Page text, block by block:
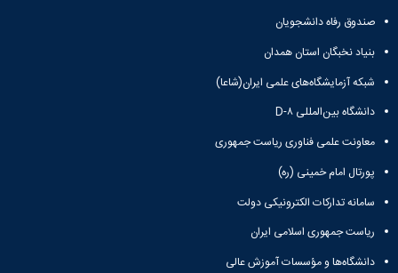
صندوق رفاه دانشجویان
بنیاد نخبگان استان همدان
شبکه آزمایشگاه‌های علمی ایران(شاعا)
دانشگاه بین‌المللی D-۸
معاونت علمی فناوری ریاست جمهوری
پورتال امام خمینی (ره)
سامانه تدارکات الکترونیکی دولت
ریاست جمهوری اسلامی ایران
دانشگاه‌ها و مؤسسات آموزش عالی